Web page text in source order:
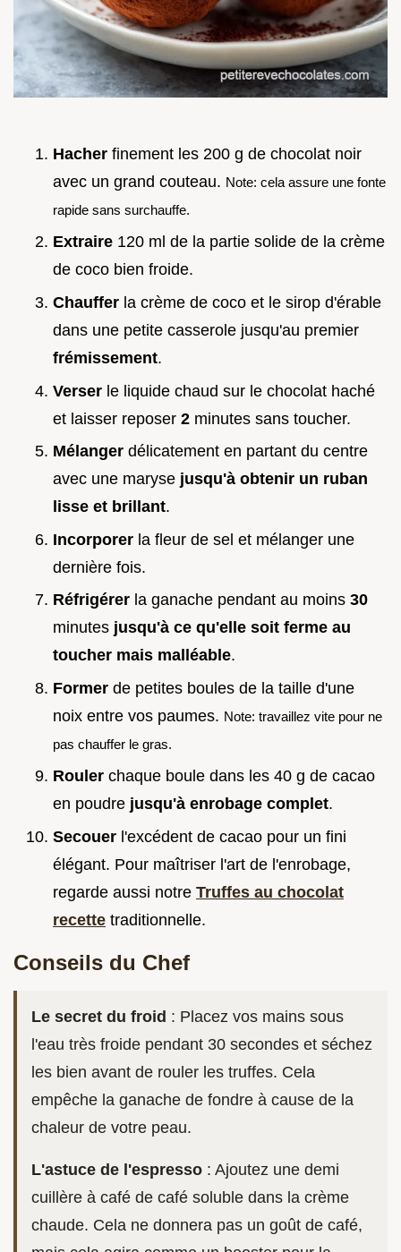
Hacher finement les 200 g de chocolat noir
avec un grand couteau. Note: cela assure une fonte
rapide sans surchauffe.
Extraire 120 ml de la partie solide de la crème
de coco bien froide.
Chauffer la crème de coco et le sirop d'érable
dans une petite casserole jusqu'au premier
frémissement.
Verser le liquide chaud sur le chocolat haché
et laisser reposer 2 minutes sans toucher.
Mélanger délicatement en partant du centre
avec une maryse jusqu'à obtenir un ruban
lisse et brillant.
Incorporer la fleur de sel et mélanger une
dernière fois.
Réfrigérer la ganache pendant au moins 30
minutes jusqu'à ce qu'elle soit ferme au
toucher mais malléable.
Former de petites boules de la taille d'une
noix entre vos paumes. Note: travaillez vite pour ne
pas chauffer le gras.
Rouler chaque boule dans les 40 g de cacao
en poudre jusqu'à enrobage complet.
Secouer l'excédent de cacao pour un fini
élégant. Pour maîtriser l'art de l'enrobage,
regarde aussi notre Truffes au chocolat
recette traditionnelle.
Conseils du Chef
Le secret du froid : Placez vos mains sous
l'eau très froide pendant 30 secondes et séchez
les bien avant de rouler les truffes. Cela
empêche la ganache de fondre à cause de la
chaleur de votre peau.
L'astuce de l'espresso : Ajoutez une demi
cuillère à café de café soluble dans la crème
chaude. Cela ne donnera pas un goût de café,